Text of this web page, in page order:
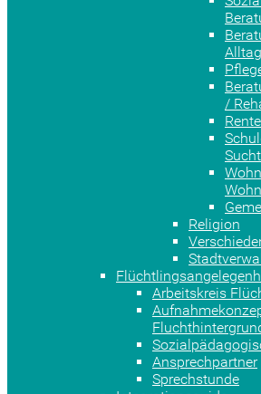
/
Religion
Arbeitskreis
Ansprechpartner
Sprechstunde